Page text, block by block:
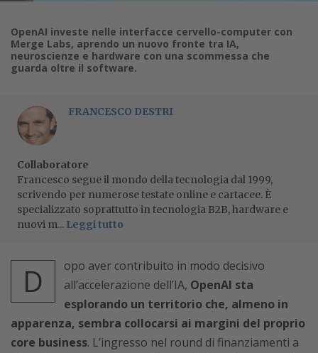
OpenAI investe nelle interfacce cervello-computer con
Merge Labs, aprendo un nuovo fronte tra IA,
neuroscienze e hardware con una scommessa che
guarda oltre il software.
FRANCESCO DESTRI
Collaboratore
Francesco segue il mondo della tecnologia dal 1999,
scrivendo per numerose testate online e cartacee. È
specializzato soprattutto in tecnologia B2B, hardware e
nuovi m... Leggi tutto
D
opo aver contribuito in modo decisivo
all’accelerazione dell’IA, OpenAI sta
esplorando un territorio che, almeno in
apparenza, sembra collocarsi ai margini del proprio
core business. L’ingresso nel round di finanziamenti a